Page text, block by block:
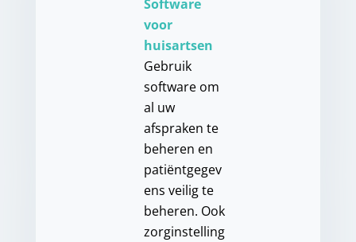
Software
voor
huisartsen
Gebruik
software om
al uw
afspraken te
beheren en
patiëntgegev
ens veilig te
beheren. Ook
zorginstelling